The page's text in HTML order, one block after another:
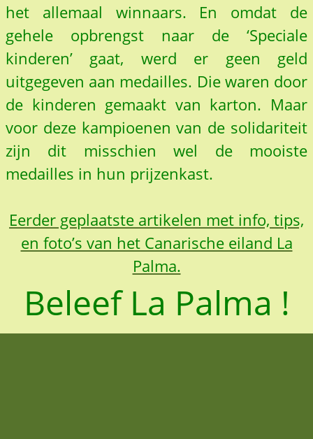
het allemaal winnaars. En omdat de
gehele opbrengst naar de ‘Speciale
kinderen’ gaat, werd er geen geld
uitgegeven aan medailles. Die waren door
de kinderen gemaakt van karton. Maar
voor deze kampioenen van de solidariteit
zijn dit misschien wel de mooiste
medailles in hun prijzenkast.
Eerder geplaatste artikelen met info, tips,
en foto’s van het Canarische eiland La
Palma.
Beleef La Palma !